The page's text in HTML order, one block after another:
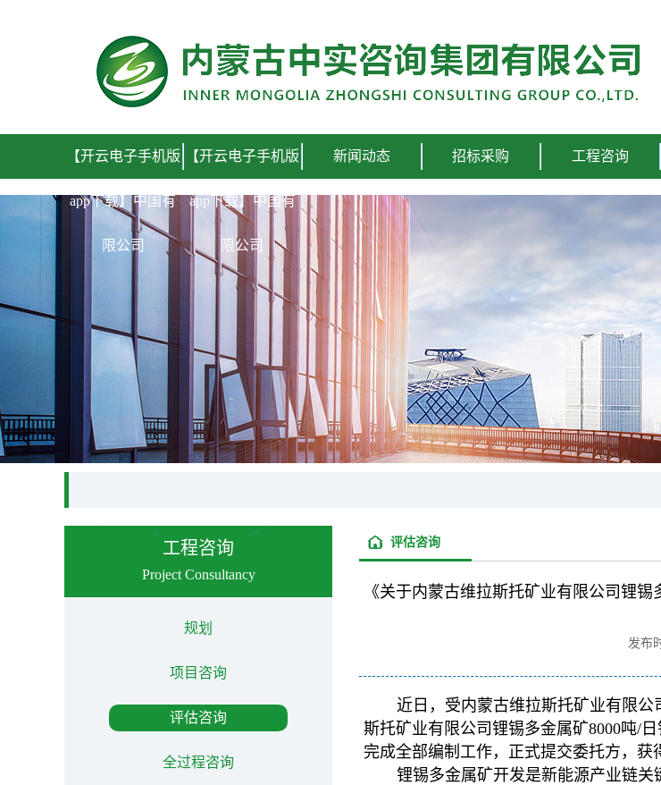
【开云电子手机版
app下载】中国有
限公司
【开云电子手机版
app下载】中国有
限公司
新闻动态 招标采购 工程咨询
工程咨询
Project Consultancy
规划
项目咨询
评估咨询
全过程咨询
评估咨询
《关于内蒙古维拉斯托矿业有限公司锂
发布
近日，受内蒙古维拉斯托矿业有限
斯托矿业有限公司锂锡多金属矿8000吨/
完成全部编制工作，正式提交委托方，获
锂锡多金属矿开发是新能源产业链